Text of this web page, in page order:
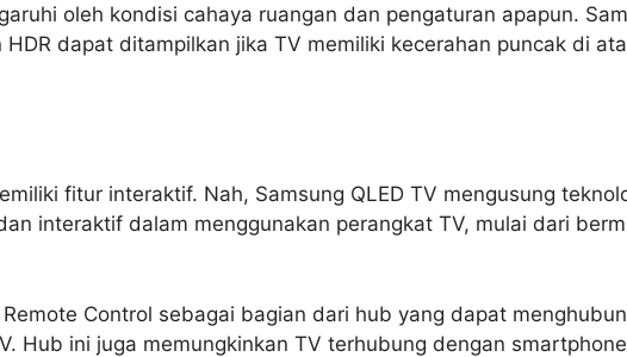
oleh kondisi cahaya ruangan dan pengaturan apapun.
dapat ditampilkan jika TV memiliki kecerahan puncak di
fitur interaktif. Nah, Samsung QLED TV mengusung
interaktif dalam menggunakan perangkat TV, mulai dari
Control sebagai bagian dari hub yang dapat
Hub ini juga memungkinkan TV terhubung dengan